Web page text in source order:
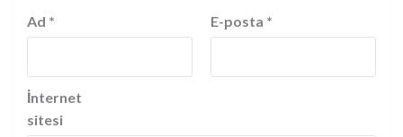
Ad * E-posta *
İnternet
sitesi